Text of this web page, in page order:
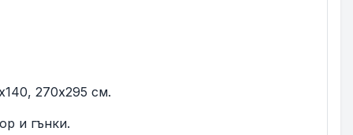
270х295 см.
и гънки.